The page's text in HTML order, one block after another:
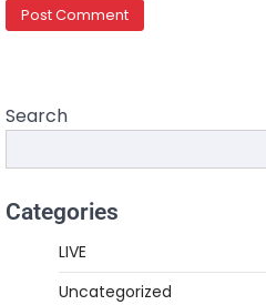
Search
Categories
LIVE
Uncategorized